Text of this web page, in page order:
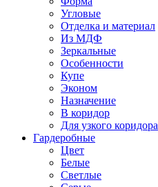
Угловые
Отделка и материал
Из МДФ
Зеркальные
Особенности
Купе
Эконом
Назначение
В коридор
Для узкого коридора
Гардеробные
Цвет
Белые
Светлые